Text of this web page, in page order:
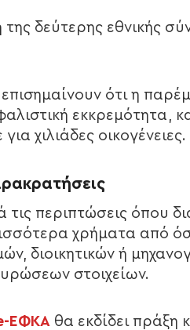
της δεύτερης εθνικής
ότι η
εκκρεμότητα,
χιλιάδες οικογένειες.
περιπτώσεις όπου
χρήματα από
διοικητικών ή
στοιχείων.
ΕΦΚΑ θα εκδίδει πράξη